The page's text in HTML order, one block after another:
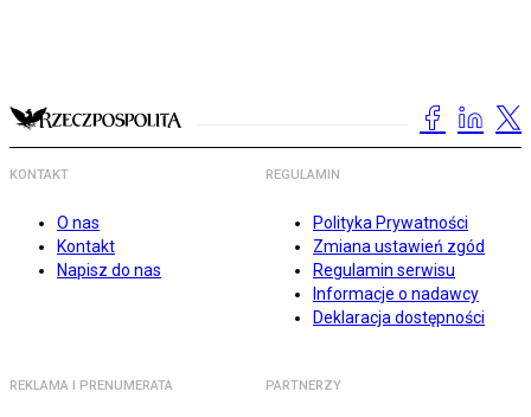
KONTAKT
O nas
Kontakt
Napisz do nas
REGULAMIN
Polityka Prywatności
Zmiana ustawień zgód
Regulamin serwisu
Informacje o nadawcy
Deklaracja dostępności
REKLAMA I PRENUMERATA PARTNERZY